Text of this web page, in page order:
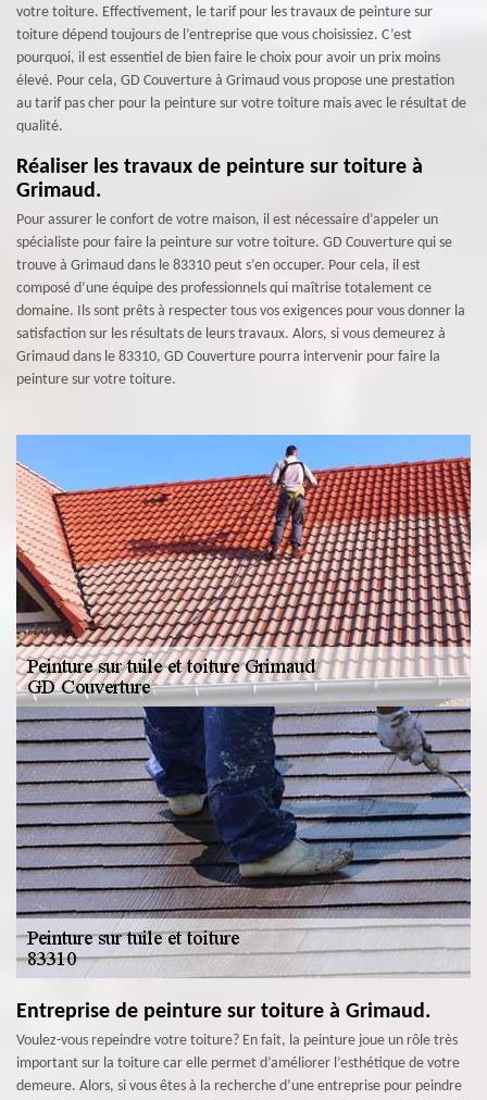
votre toiture. Effectivement, le tarif pour les travaux de peinture sur
toiture dépend toujours de l’entreprise que vous choisissiez. C’est
pourquoi, il est essentiel de bien faire le choix pour avoir un prix moins
élevé. Pour cela, GD Couverture à Grimaud vous propose une prestation
au tarif pas cher pour la peinture sur votre toiture mais avec le résultat de
qualité.
Réaliser les travaux de peinture sur toiture à
Grimaud.
Pour assurer le confort de votre maison, il est nécessaire d’appeler un
spécialiste pour faire la peinture sur votre toiture. GD Couverture qui se
trouve à Grimaud dans le 83310 peut s’en occuper. Pour cela, il est
composé d’une équipe des professionnels qui maîtrise totalement ce
domaine. Ils sont prêts à respecter tous vos exigences pour vous donner la
satisfaction sur les résultats de leurs travaux. Alors, si vous demeurez à
Grimaud dans le 83310, GD Couverture pourra intervenir pour faire la
peinture sur votre toiture.
Entreprise de peinture sur toiture à Grimaud.
Voulez-vous repeindre votre toiture? En fait, la peinture joue un rôle très
important sur la toiture car elle permet d’améliorer l’esthétique de votre
demeure. Alors, si vous êtes à la recherche d’une entreprise pour peindre